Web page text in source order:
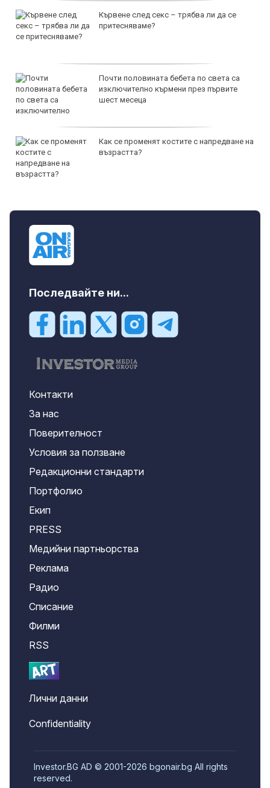
Кървене след секс – трябва ли да се
притесняваме?
Почти половината бебета по света са
изключително кърмени през първите
шест месеца
Как се променят костите с напредване на
възрастта?
Последвайте ни...
Контакти
За нас
Поверителност
Условия за ползване
Редакционни стандарти
Портфолио
Екип
PRESS
Медийни партньорства
Реклама
Радио
Списание
Филми
RSS
Лични данни
Confidentiality
Investor.BG AD © 2001-2026 bgonair.bg All rights
reserved.